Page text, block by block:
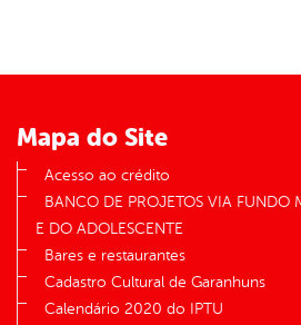
Mapa do Site
Acesso ao crédito
BANCO DE PROJETOS VIA FUNDO
E DO ADOLESCENTE
Bares e restaurantes
Cadastro Cultural de Garanhuns
Calendário 2020 do IPTU